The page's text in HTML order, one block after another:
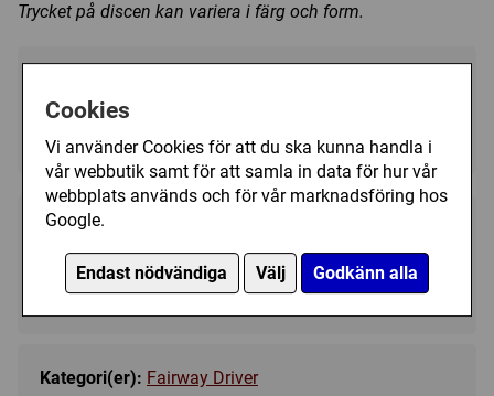
Cookies
Vi använder Cookies för att du ska kunna handla i
vår webbutik samt för att samla in data för hur vår
webbplats används och för vår marknadsföring hos
Google.
Endast nödvändiga Välj Godkänn alla
Trycket på discen kan variera i färg och form.
189 kr Bevaka
Tillfälligt slut
Kategori(er): Fairway Driver